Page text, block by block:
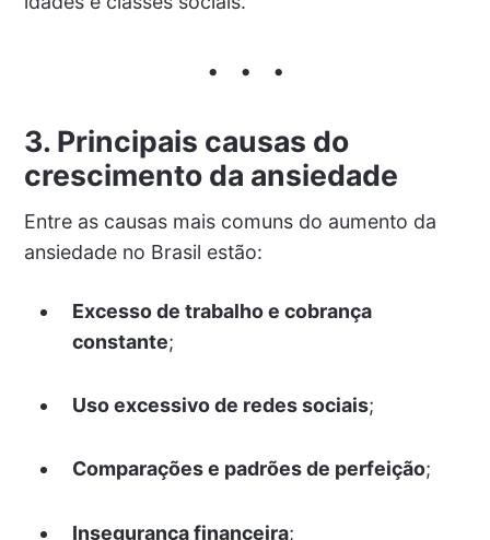
3. Principais causas do
crescimento da ansiedade
Entre as causas mais comuns do aumento da
ansiedade no Brasil estão:
Excesso de trabalho e cobrança
constante;
Uso excessivo de redes sociais;
Comparações e padrões de perfeição;
Insegurança financeira;